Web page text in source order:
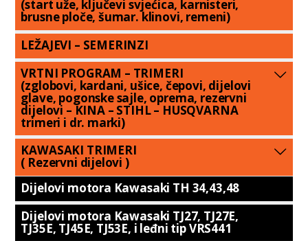
(start uže, ključevi svjećica, karnisteri,
brusne ploče, šumar. klinovi, remeni)
LEŽAJEVI – SEMERINZI
VRTNI PROGRAM – TRIMERI
(zglobovi, kardani, ušice, čepovi, dijelovi
glave, pogonske sajle, oprema, rezervni
dijelovi – KINA – STIHL – HUSQVARNA
trimeri i dr. marki)
KAWASAKI TRIMERI
( Rezervni dijelovi )
Dijelovi motora Kawasaki TH 34,43,48
Dijelovi motora Kawasaki TJ27, TJ27E,
TJ35E, TJ45E, TJ53E, i leđni tip VRS441